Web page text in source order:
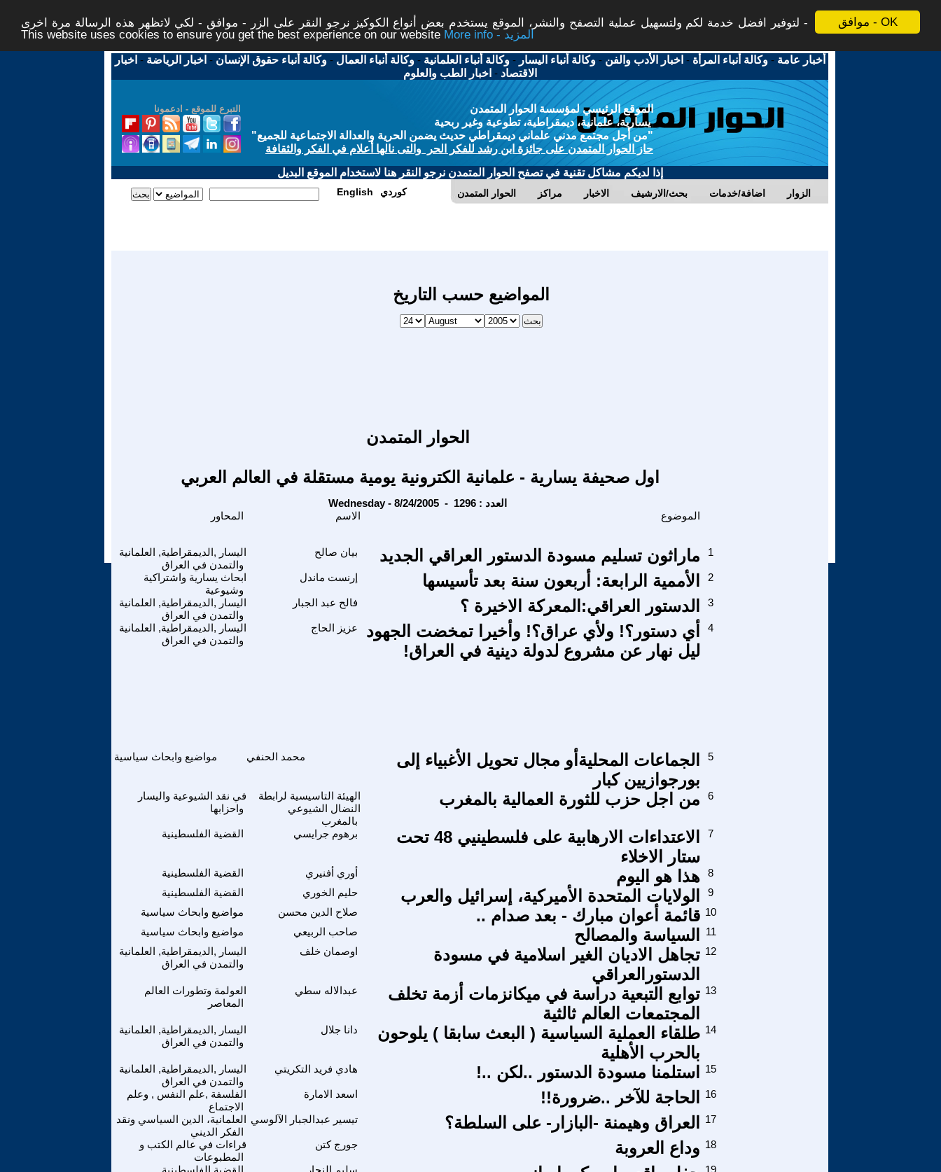
موافق - OK
لتوفير افضل خدمة لكم ولتسهيل عملية التصفح والنشر، الموقع يستخدم بعض أنواع الكوكيز نرجو النقر على الزر - موافق - لكي لاتظهر هذه الرسالة مرة اخرى -
This website uses cookies to ensure you get the best experience on our website
More info - المزيد
أخبار عامة -وكالة أنباء المرأة - اخبار الأدب والفن -وكالة أنباء اليسار -وكالة أنباء العلمانية -وكالة أنباء العمال -وكالة أنباء حقوق الإنسان - اخبار الرياضة - اخبار
الاقتصاد - اخبار الطب والعلوم
التبرع للموقع - ادعمونا
الموقع الرئيسي لمؤسسة الحوار المتمدن
يسارية، علمانية، ديمقراطية، تطوعية وغير ربحية
"من أجل مجتمع مدني علماني ديمقراطي حديث يضمن الحرية والعدالة الاجتماعية للجميع"
حاز الحوار المتمدن على جائزة ابن رشد للفكر الحر والتى نالها أعلام في الفكر والثقافة
إذا لديكم مشاكل تقنية في تصفح الحوار المتمدن نرجو النقر هنا لاستخدام الموقع البديل
الحوار المتمدن مراكز الاخبار بحث/الارشيف اضافة/خدمات الزوار English كوردي
المواضيع حسب التاريخ
الحوار المتمدن
اول صحيفة يسارية - علمانية الكترونية يومية مستقلة في العالم العربي
Wednesday - 8/24/2005 - العدد : 1296
الاسم الموضوع
اليسار ,الديمقراطية, العلمانية
والتمدن في العراق
بيان صالح ماراثون تسليم مسودة الدستور العراقي الجديد 1
ابحاث يسارية واشتراكية
وشيوعية
إرنست ماندل الأممية الرابعة: أربعون سنة بعد تأسيسها 2
اليسار ,الديمقراطية, العلمانية
والتمدن في العراق
فالح عبد الجبار الدستور العراقي:المعركة الاخيرة ؟ 3
اليسار ,الديمقراطية, العلمانية
والتمدن في العراق
عزيز الحاج
أي دستور؟! ولأي عراق؟! وأخيرا تمخضت الجهود
ليل نهار عن مشروع لدولة دينية في العراق!
4
مواضيع وابحاث سياسية محمد الحنفي
الجماعات المحليةأو مجال تحويل الأغبياء إلى
بورجوازيين كبار
5
في نقد الشيوعية واليسار
واحزابها
الهيئة التاسيسية لرابطة
النضال الشيوعي
بالمغرب
من اجل حزب للثورة العمالية بالمغرب 6
القضية الفلسطينية برهوم جرايسي
الاعتداءات الارهابية على فلسطينيي 48 تحت
ستار الاخلاء
7
القضية الفلسطينية أوري أفنيري هذا هو اليوم
8
القضية الفلسطينية
حليم الخوري الولايات المتحدة الأميركية، إسرائيل والعرب
9
مواضيع وابحاث سياسية
صلاح الدين محسن قائمة أعوان مبارك - بعد صدام .. 10
مواضيع وابحاث سياسية
صاحب الربيعي السياسة والمصالح
11
اليسار ,الديمقراطية, العلمانية
والتمدن في العراق
اوصمان خلف
تجاهل الاديان الغير اسلامية في مسودة
الدستورالعراقي
12
العولمة وتطورات العالم
المعاصر
عبدالاله سطي
توابع التبعية دراسة في ميكانزمات أزمة تخلف
المجتمعات العالم ثالثية
13
اليسار ,الديمقراطية, العلمانية
والتمدن في العراق
دانا جلال
طلقاء العملية السياسية ( البعث سابقا ) يلوحون
بالحرب الأهلية
14
اليسار ,الديمقراطية, العلمانية
والتمدن في العراق
هادي فريد التكريتي استلمنا مسودة الدستور ..لكن ..! 15
الفلسفة ,علم النفس , وعلم
الاجتماع
اسعد الامارة الحاجة للآخر ..ضرورة!! 16
العلمانية، الدين السياسي ونقد
الفكر الديني
تيسير عبدالجبار الآلوسي العراق وهيمنة -البازار- على السلطة؟ 17
قراءات في عالم الكتب و
المطبوعات
جورج كتن وداع العروبة 18
القضية الفلسطينية سليم النجار
19